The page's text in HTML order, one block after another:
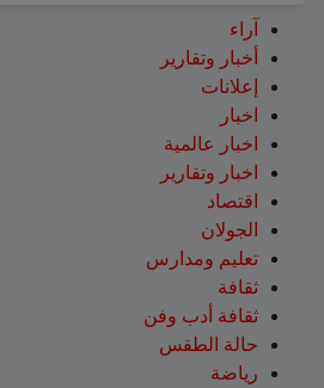
آراء
أخبار وتقارير
إعلانات
اخبار
اخبار عالمية
اخبار وتقارير
اقتصاد
الجولان
تعليم ومدارس
ثقافة
ثقافة أدب وفن
حالة الطقس
رياضة